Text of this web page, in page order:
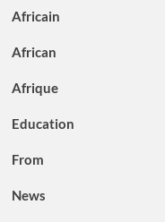
Africain
African
Afrique
Education
From
News